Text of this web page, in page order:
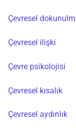
Çevresel
Çevresel ilişki
Çevre psikolojisi
Çevresel kısalık
Çevresel aydınlık